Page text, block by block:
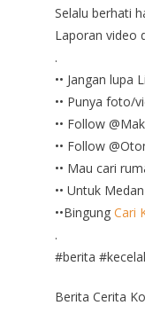
Selalu berhati
Laporan video
.
•• Jangan
•• Punya foto/
•• Follow
•• Follow
•• Mau cari
•• Untuk
••Bingung Cari
.
#berita
Berita Cerita